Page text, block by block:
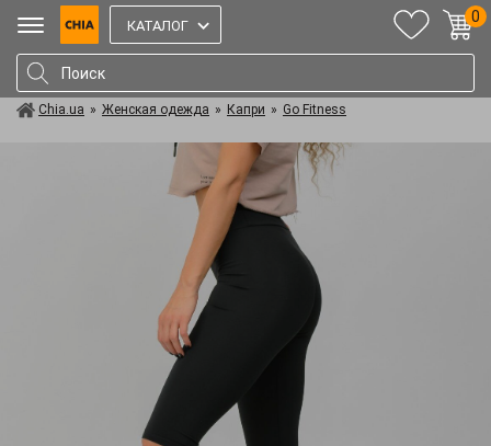
КАТАЛОГ
0
Chia.ua » Женская одежда » Капри » Go Fitness